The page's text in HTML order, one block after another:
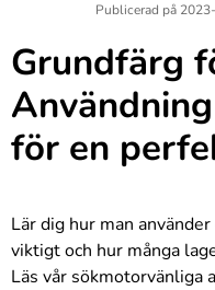
Publicerad på
Grundfärg
för en
Lär dig hur man
viktigt och hur många
Läs vår sökmotorvänliga